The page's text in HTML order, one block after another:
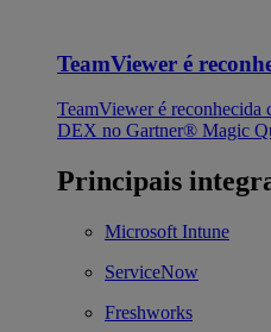
TeamViewer é
TeamViewer é reconhecida
DEX no Gartner® Magic
Principais
Microsoft Intune
ServiceNow
Freshworks